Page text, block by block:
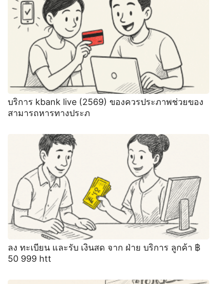
บริการ kbank live (2569) ของควรประภาพช่วยของ
สามารถหารทางประภ
ลง ทะเบียน และรับ เงินสด จาก ฝ่าย บริการ ลูกค้า ฿
50 999 htt